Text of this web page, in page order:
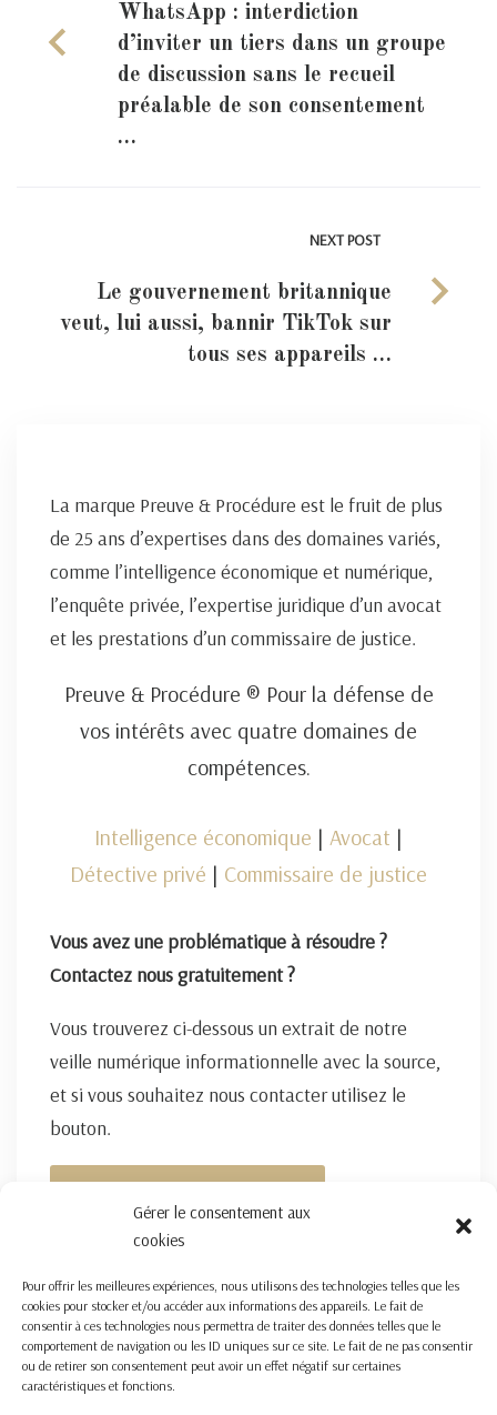
Gérer le consentement aux
cookies
Pour offrir les meilleures expériences, nous utilisons des technologies telles que les
cookies pour stocker et/ou accéder aux informations des appareils. Le fait de
consentir à ces technologies nous permettra de traiter des données telles que le
comportement de navigation ou les ID uniques sur ce site. Le fait de ne pas consentir
ou de retirer son consentement peut avoir un effet négatif sur certaines
caractéristiques et fonctions.
WhatsApp : interdiction
d’inviter un tiers dans un groupe
de discussion sans le recueil
préalable de son consentement
…
NEXT POST
Le gouvernement britannique
veut, lui aussi, bannir TikTok sur
tous ses appareils …
La marque Preuve & Procédure est le fruit de plus
de 25 ans d’expertises dans des domaines variés,
comme l’intelligence économique et numérique,
l’enquête privée, l’expertise juridique d’un avocat
et les prestations d’un commissaire de justice.
Preuve & Procédure ® Pour la défense de
vos intérêts avec quatre domaines de
compétences.
Intelligence économique | Avocat |
Détective privé | Commissaire de justice
Vous avez une problématique à résoudre ?
Contactez nous gratuitement ?
Vous trouverez ci-dessous un extrait de notre
veille numérique informationnelle avec la source,
et si vous souhaitez nous contacter utilisez le
bouton.